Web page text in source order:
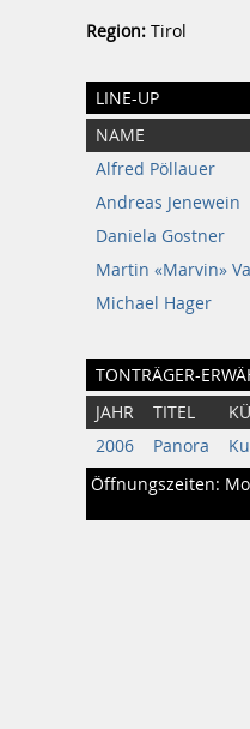
Region: Tirol
LINE-UP
NAME
Alfred Pöllauer
Andreas Jenewein
Daniela Gostner
Martin «Marvin»
Michael Hager
TONTRÄGER-
JAHR TITEL
2006
Panora
Öffnungszeiten: